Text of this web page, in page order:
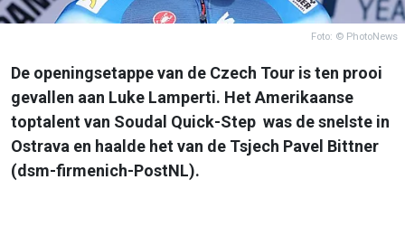
Foto: © PhotoNews
De openingsetappe van de Czech Tour is ten prooi
gevallen aan Luke Lamperti. Het Amerikaanse
toptalent van Soudal Quick-Step was de snelste in
Ostrava en haalde het van de Tsjech Pavel Bittner
(dsm-firmenich-PostNL).